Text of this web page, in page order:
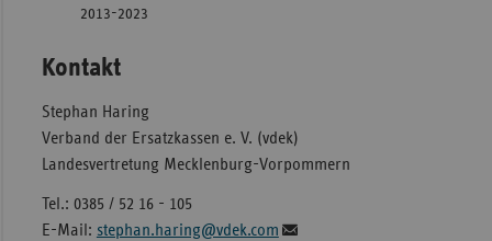
2013-2023
Kontakt
Stephan Haring
Verband der Ersatzkassen e. V. (vdek)
Landesvertretung Mecklenburg-Vorpommern
Tel.: 0385 / 52 16 - 105
E-Mail: stephan.haring@vdek.com